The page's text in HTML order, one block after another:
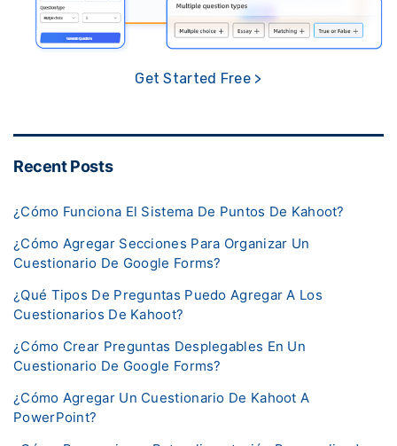
Get Started Free >
Recent Posts
¿Cómo Funciona El Sistema De Puntos De Kahoot?
¿Cómo Agregar Secciones Para Organizar Un
Cuestionario De Google Forms?
¿Qué Tipos De Preguntas Puedo Agregar A Los
Cuestionarios De Kahoot?
¿Cómo Crear Preguntas Desplegables En Un
Cuestionario De Google Forms?
¿Cómo Agregar Un Cuestionario De Kahoot A
PowerPoint?